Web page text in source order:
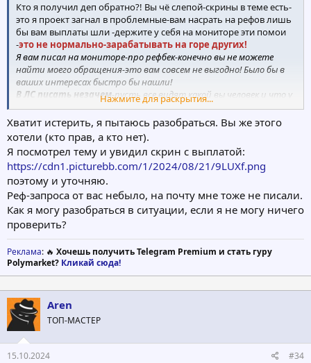
Кто я получил деп обратно?! Вы чё слепой-скрины в теме есть-
это я проект загнал в проблемные-вам насрать на рефов лишь
бы вам выплаты шли -держите у себя на мониторе эти помои
-это не нормально-зарабатывать на горе других!
Я вам писал на мониторе-про рефбек-конечно вы не можете
найти моего обращения-это вам совсем не выгодно! Было бы в
ваших интересах быстро бы нашли!
В ЛС писать незачем-пусть все видят какой вы человек и что у
вас за мошеннический монитор!
Дата есть на скрине в теме по моей ссылке мой ник всегда col.
https://mmgp.com/threads/yinks-fund-yinksfund-com.696240/page-
17#post-18658713
Нажмите для раскрытия...
Хватит истерить, я пытаюсь разобраться. Вы же этого
хотели (кто прав, а кто нет).
Я посмотрел тему и увидил скрин с выплатой:
https://cdn1.picturebb.com/1/2024/08/21/9LUXf.png
поэтому и уточняю.
Реф-запроса от вас небыло, на почту мне тоже не писали.
Как я могу разобраться в ситуации, если я не могу ничего
проверить?
Реклама: 🔥 Хочешь получить Telegram Premium и стать гуру
Polymarket? Кликай сюда!
Aren
ТОП-МАСТЕР
15.10.2024 #34